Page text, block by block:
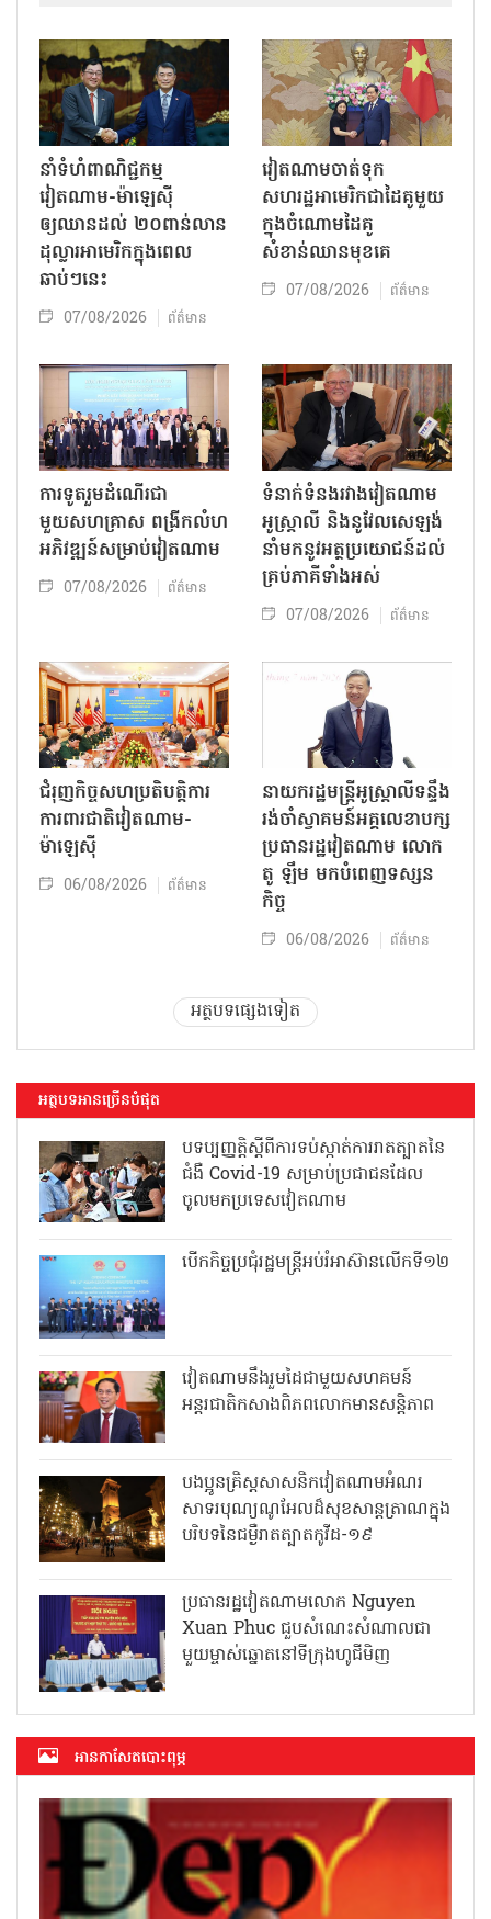
នាំទំហំពាណិជ្ជកម្ម
វៀតណាម-ម៉ាឡេស៊ី
ឲ្យឈានដល់ ២០ពាន់លាន
ដុល្លារអាមេរិកក្នុងពេល
ឆាប់ៗនេះ
07/08/2026 ព័ត៌មាន
វៀតណាមចាត់ទុក
សហរដ្ឋអាមេរិកជាដៃគូមួយ
ក្នុងចំណោមដៃគូ
សំខាន់ឈានមុខគេ
07/08/2026 ព័ត៌មាន
ការទូតរួមដំណើរជា
មួយសហគ្រាស ពង្រីកលំហ
អភិវឌ្ឍន៍សម្រាប់វៀតណាម
07/08/2026 ព័ត៌មាន
ទំនាក់ទំនងរវាងវៀតណាម
អូស្ត្រាលី និងនូវែលសេឡង់
នាំមកនូវអត្ថប្រយោជន៍ដល់
គ្រប់ភាគីទាំងអស់
07/08/2026 ព័ត៌មាន
ជំរុញកិច្ចសហប្រតិបត្តិការ
ការពារជាតិវៀតណាម-
ម៉ាឡេស៊ី
06/08/2026 ព័ត៌មាន
នាយករដ្ឋមន្ត្រីអូស្ត្រាលីទន្ទឹង
រង់ចាំស្វាគមន៍អគ្គលេខាបក្ស
ប្រធានរដ្ឋវៀតណាម លោក
តូ ឡឹម មកបំពេញទស្សន
កិច្ច
06/08/2026 ព័ត៌មាន
អត្ថបទផ្សេងទៀត
អត្ថបទអានច្រើនបំផុត
បទប្បញ្ញត្តិស្តីពីការទប់ស្កាត់ការរាតត្បាតនៃ
ជំងឺ Covid-19 សម្រាប់ប្រជាជនដែល
ចូលមកប្រទេសវៀតណាម
បើកកិច្ចប្រជុំរដ្ឋមន្ត្រីអប់រំអាស៊ានលើកទី១២
វៀតណាមនឹងរួមដៃជាមួយសហគមន៍
អន្តរជាតិកសាងពិភពលោកមានសន្តិភាព
បងប្អូនគ្រិស្តសាសនិកវៀតណាមអំណរ
សាទរបុណ្យណូអែលដ៏សុខសាន្តត្រាណក្នុង
បរិបទនៃជម្ងឺរាតត្បាតកូវីដ-១៩
ប្រធានរដ្ឋវៀតណាមលោក Nguyen
Xuan Phuc ជួបសំណេះសំណាលជា
មួយម្ចាស់ឆ្នោតនៅទីក្រុងហូជីមិញ
អាន​កាសែត​បោះពុម្ភ